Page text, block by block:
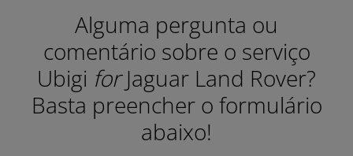
Alguma pergunta ou
comentário sobre o serviço
Ubigi forJaguar Land Rover?
Basta preencher o formulário
abaixo!